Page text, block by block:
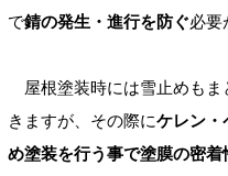
で錆の発生・進行を防ぐ必要
屋根塗装時には雪止めもま
きますが、その際にケレン・
め塗装を行う事で塗膜の密